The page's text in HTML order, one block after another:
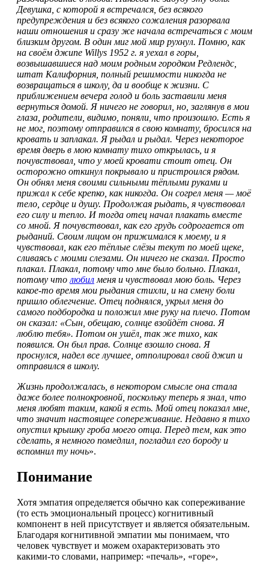
Девушка, с которой я встречался, без всякого
предупреждения и без всякого сожаления разорвала
наши отношения и сразу же начала встречаться с моим
близким другом. В один миг мой мир рухнул. Помню, как
на своём джипе Willys 1952 г. я уехал в горы,
возвышавшиеся над моим родным городком Редлендс,
штат Калифорния, полный решимости никогда не
возвращаться в школу, да и вообще к жизни. С
приближением вечера голод и боль заставили меня
вернуться домой. Я ничего не говорил, но, заглянув в мои
глаза, родители, видимо, поняли, что произошло. Есть я
не мог, поэтому отправился в свою комнату, бросился на
кровать и заплакал. Я рыдал и рыдал. Через некоторое
время дверь в мою комнату тихо открылась, и я
почувствовал, что у моей кровати стоит отец. Он
осторожно откинул покрывало и пристроился рядом.
Он обнял меня своими сильными тёплыми руками и
прижал к себе крепко, как никогда. Он согрел меня — моё
тело, сердце и душу. Продолжая рыдать, я чувствовал
его силу и тепло. И тогда отец начал плакать вместе
со мной. Я почувствовал, как его грудь содрогается от
рыданий. Своим лицом он прижимался к моему, и я
чувствовал, как его тёплые слёзы текут по моей щеке,
сливаясь с моими слезами. Он ничего не сказал. Просто
плакал. Плакал, потому что мне было больно. Плакал,
потому что любил меня и чувствовал мою боль. Через
какое-то время мои рыдания стихли, и на смену боли
пришло облегчение. Отец поднялся, укрыл меня до
самого подбородка и положил мне руку на плечо. Потом
он сказал: «Сын, обещаю, солнце взойдёт снова. Я
люблю тебя». Потом он ушёл, так же тихо, как
появился. Он был прав. Солнце взошло снова. Я
проснулся, надел все лучшее, отполировал свой джип и
отправился в школу.
Жизнь продолжалась, в некотором смысле она стала
даже более полнокровной, поскольку теперь я знал, что
меня любят таким, какой я есть. Мой отец показал мне,
что значит настоящее сопереживание. Недавно я тихо
опустил крышку гроба моего отца. Перед тем, как это
сделать, я немного помедлил, погладил его бороду и
вспомнил ту ночь».
Понимание
Хотя эмпатия определяется обычно как сопереживание
(то есть эмоциональный процесс) когнитивный
компонент в ней присутствует и является обязательным.
Благодаря когнитивной эмпатии мы понимаем, что
человек чувствует и можем охарактеризовать это
какими-то словами, например: «печаль», «горе»,